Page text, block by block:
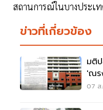
สถานการณ์ในบางประเ
ข่าวที่เกี่ยวข้อง
มติ
'ณร
สร
07 ส